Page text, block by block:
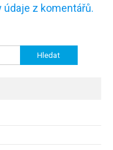
z komentářů.